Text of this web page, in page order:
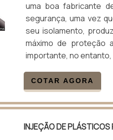
uma boa fabricante
segurança, uma vez
seu isolamento,
máximo de proteção
importante, no
COTAR AGORA
INJEÇÃO DE